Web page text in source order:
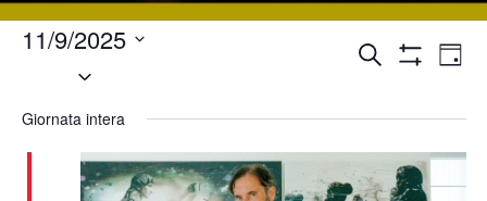
Eventi
e
viste
Cerca
11/9/2025
Seleziona
Giornata intera